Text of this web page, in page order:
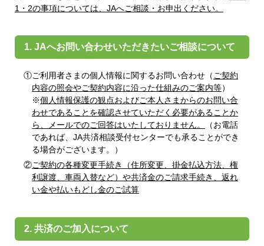
1・2の事項については、JAへご相談・お申出ください。
1. JAへお問い合わせいただきたいご相談について
①ご利用者さまの個人情報に関するお問い合わせ（ご契約
内容の照会やご契約内容に沿った仕組みのご案内等）
※個人情報保護の観点およびご本人さまからのお問い合
わせであることを確認させていただく必要があることか
ら、メールでのご回答はいたしておりません。
（お電話
であれば、JA共済相談受付センターでも承ることができ
る場合がございます。）
②ご契約の各種変更手続き（住所変更、掛金払込方法、権
利譲渡、車両入替など）や共済金のご請求手続き、返れ
い金や払いもどし金のご試算
2. 共済のご加入について